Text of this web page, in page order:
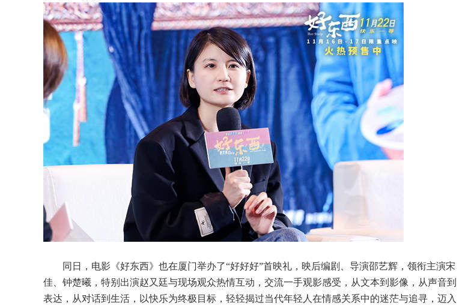
同日，电影《好东西》也在厦门举办了“好好好”首映礼，映后编剧、导演邵艺辉，领衔主演宋
佳、钟楚曦，特别出演赵又廷与现场观众热情互动，交流一手观影感受，从文本到影像，从声音到
表达，从对话到生活，以快乐为终极目标，轻轻揭过当代年轻人在情感关系中的迷茫与追寻，迈入